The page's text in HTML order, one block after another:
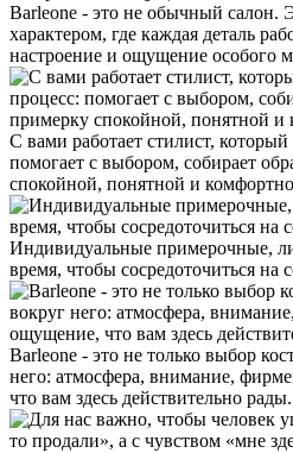
Barleone - это не обычный салон.
характером, где каждая деталь
настроение и ощущение особого
С вами работает стилист,
помогает с выбором, собирает
спокойной, понятной и
Индивидуальные примерочные,
время, чтобы сосредоточиться на
Barleone - это не только выбор
него: атмосфера, внимание,
что вам здесь действительно рады.